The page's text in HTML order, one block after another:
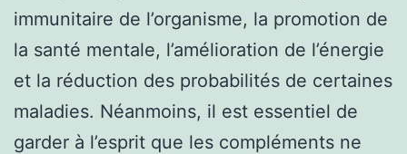
immunitaire de l’organisme, la promotion de
la santé mentale, l’amélioration de l’énergie
et la réduction des probabilités de certaines
maladies. Néanmoins, il est essentiel de
garder à l’esprit que les compléments ne